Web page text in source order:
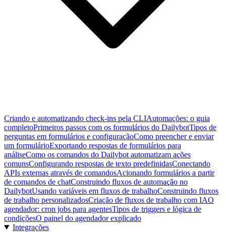
Criando e automatizando check-ins pela CLIAutomações: o guia
completoPrimeiros passos com os formulários do DailybotTipos de
perguntas em formulários e configuraçãoComo preencher e enviar
um formulárioExportando respostas de formulários para
análiseComo os comandos do Dailybot automatizam ações
comunsConfigurando respostas de texto predefinidasConectando
APIs externas através de comandosAcionando formulários a partir
de comandos de chatConstruindo fluxos de automação no
DailybotUsando variáveis em fluxos de trabalhoConstruindo fluxos
de trabalho personalizadosCriação de fluxos de trabalho com IAO
agendador: cron jobs para agentesTipos de triggers e lógica de
condiçõesO painel do agendador explicado
Integrações